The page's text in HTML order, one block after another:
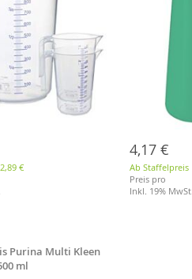
2,89 €
4,17 €
Ab Staffelpreis
Preis pro
Inkl. 19% MwSt.
Purina Multi Kleen
ml